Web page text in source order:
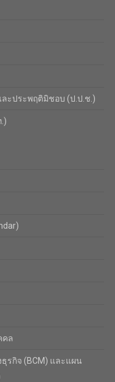
ละประพฤติมิชอบ (ป.ป.ช.)
คล
รกิจ (BCM) และแผน